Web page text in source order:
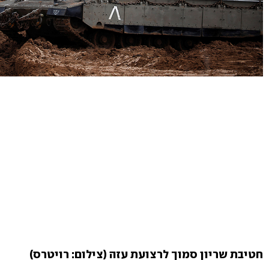
חטיבת שריון סמוך לרצועת עזה (צילום: רויטרס)